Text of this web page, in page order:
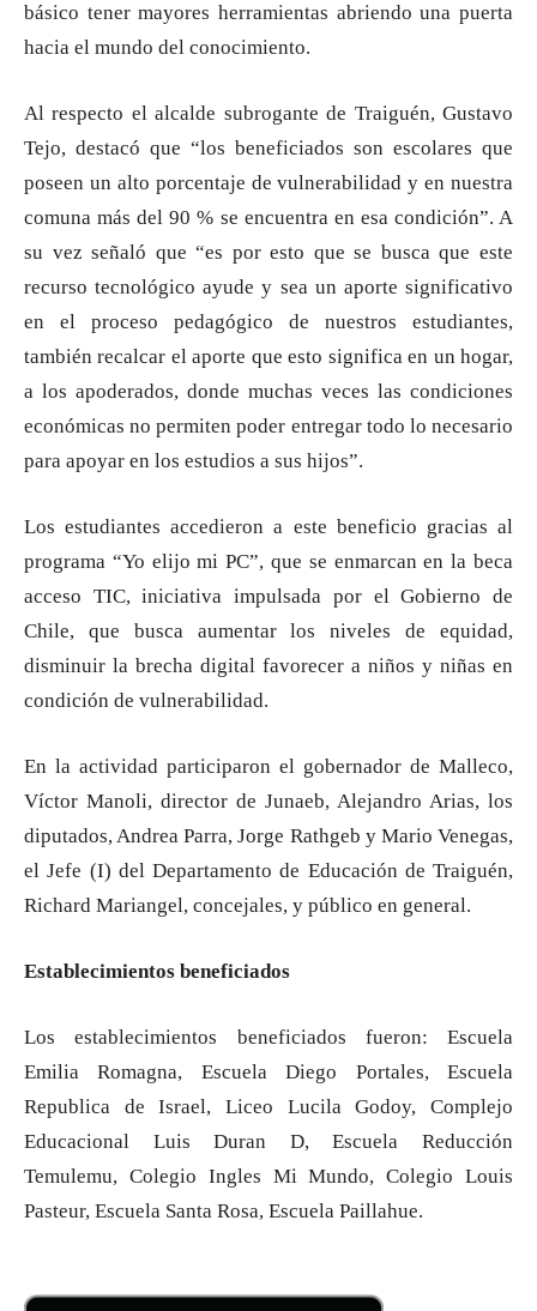
básico tener mayores herramientas abriendo una puerta
hacia el mundo del conocimiento.
Al respecto el alcalde subrogante de Traiguén, Gustavo
Tejo, destacó que “los beneficiados son escolares que
poseen un alto porcentaje de vulnerabilidad y en nuestra
comuna más del 90 % se encuentra en esa condición”. A
su vez señaló que “es por esto que se busca que este
recurso tecnológico ayude y sea un aporte significativo
en el proceso pedagógico de nuestros estudiantes,
también recalcar el aporte que esto significa en un hogar,
a los apoderados, donde muchas veces las condiciones
económicas no permiten poder entregar todo lo necesario
para apoyar en los estudios a sus hijos”.
Los estudiantes accedieron a este beneficio gracias al
programa “Yo elijo mi PC”, que se enmarcan en la beca
acceso TIC, iniciativa impulsada por el Gobierno de
Chile, que busca aumentar los niveles de equidad,
disminuir la brecha digital favorecer a niños y niñas en
condición de vulnerabilidad.
En la actividad participaron el gobernador de Malleco,
Víctor Manoli, director de Junaeb, Alejandro Arias, los
diputados, Andrea Parra, Jorge Rathgeb y Mario Venegas,
el Jefe (I) del Departamento de Educación de Traiguén,
Richard Mariangel, concejales, y público en general.
Establecimientos beneficiados
Los establecimientos beneficiados fueron: Escuela
Emilia Romagna, Escuela Diego Portales, Escuela
Republica de Israel, Liceo Lucila Godoy, Complejo
Educacional Luis Duran D, Escuela Reducción
Temulemu, Colegio Ingles Mi Mundo, Colegio Louis
Pasteur, Escuela Santa Rosa, Escuela Paillahue.